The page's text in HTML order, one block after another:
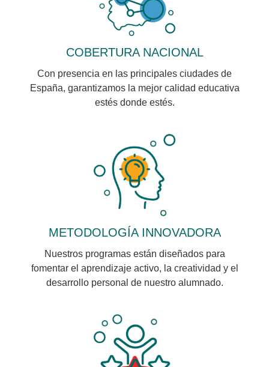
COBERTURA NACIONAL
Con presencia en las principales ciudades de
España, garantizamos la mejor calidad educativa
estés donde estés.
METODOLOGÍA INNOVADORA
Nuestros programas están diseñados para
fomentar el aprendizaje activo, la creatividad y el
desarrollo personal de nuestro alumnado.